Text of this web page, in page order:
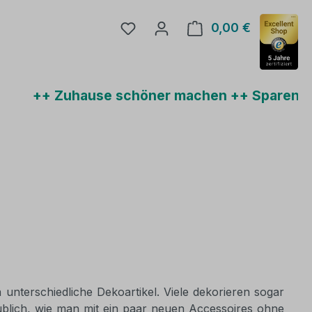
Du hast 0 Produkte auf dem
0,00 €
Zuhause schöner machen ++ Sparen und bis
Kategorie Wandbilder
Dropdown der Kategorie Wohnstile
Schließe das Dropdown der Kategorie Blog
Dekoartikel. Viele dekorieren sogar
wie man mit ein paar neuen Accessoires ohne